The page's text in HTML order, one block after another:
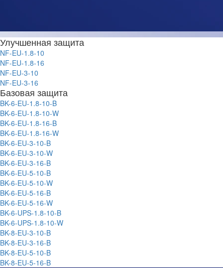
Улучшенная защита
NF-EU-1.8-10
NF-EU-1.8-16
NF-EU-3-10
NF-EU-3-16
Базовая защита
BK-6-EU-1.8-10-B
BK-6-EU-1.8-10-W
BK-6-EU-1.8-16-B
BK-6-EU-1.8-16-W
BK-6-EU-3-10-B
BK-6-EU-3-10-W
BK-6-EU-3-16-B
BK-6-EU-5-10-B
BK-6-EU-5-10-W
BK-6-EU-5-16-B
BK-6-EU-5-16-W
BK-6-UPS-1.8-10-B
BK-6-UPS-1.8-10-W
BK-8-EU-3-10-B
BK-8-EU-3-16-B
BK-8-EU-5-10-B
BK-8-EU-5-16-B